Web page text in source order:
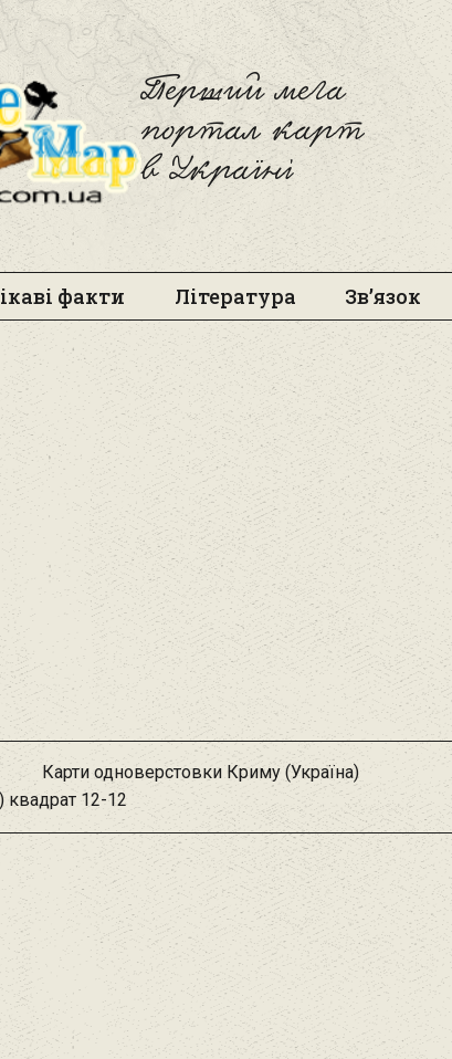
Freemap
Перший мега
портал карт
в Україні
факти Література Зв’язок
Карти одноверстовки Криму (Україна)
квадрат 12-12